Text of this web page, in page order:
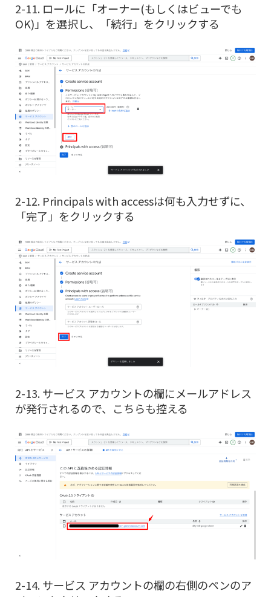
2-11. ロールに「オーナー(もしくはビューでも
OK)」を選択し、「続行」をクリックする
2-12. Principals with accessは何も入力せずに、
「完了」をクリックする
2-13. サービス アカウントの欄にメールアドレス
が発行されるので、こちらも控える
2-14. サービス アカウントの欄の右側のペンのア